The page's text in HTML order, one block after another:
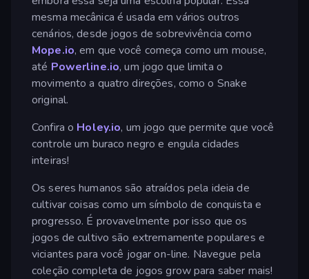
mesma mecânica é usada em vários outros
cenários, desde jogos de sobrevivência como
Mope.io, em que você começa como um mouse,
até Powerline.io, um jogo que limita o
movimento a quatro direções, como o Snake
original.
Confira o Holey.io, um jogo que permite que você
controle um buraco negro e engula cidades
inteiras!
Os seres humanos são atraídos pela ideia de
cultivar coisas como um símbolo de conquista e
progresso. É provavelmente por isso que os
jogos de cultivo são extremamente populares e
viciantes para você jogar on-line. Navegue pela
coleção completa de jogos grow para saber mais!